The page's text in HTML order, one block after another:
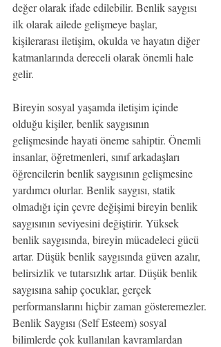
değer olarak ifade edilebilir. Benlik saygısı
ilk olarak ailede gelişmeye başlar,
kişilerarası iletişim, okulda ve hayatın diğer
katmanlarında dereceli olarak önemli hale
gelir.
Bireyin sosyal yaşamda iletişim içinde
olduğu kişiler, benlik saygısının
gelişmesinde hayati öneme sahiptir. Önemli
insanlar, öğretmenleri, sınıf arkadaşları
öğrencilerin benlik saygısının gelişmesine
yardımcı olurlar. Benlik saygısı, statik
olmadığı için çevre değişimi bireyin benlik
saygısının seviyesini değiştirir. Yüksek
benlik saygısında, bireyin mücadeleci gücü
artar. Düşük benlik saygısında güven azalır,
belirsizlik ve tutarsızlık artar. Düşük benlik
saygısına sahip çocuklar, gerçek
performanslarını hiçbir zaman gösteremezler.
Benlik Saygısı (Self Esteem) sosyal
bilimlerde çok kullanılan kavramlardan